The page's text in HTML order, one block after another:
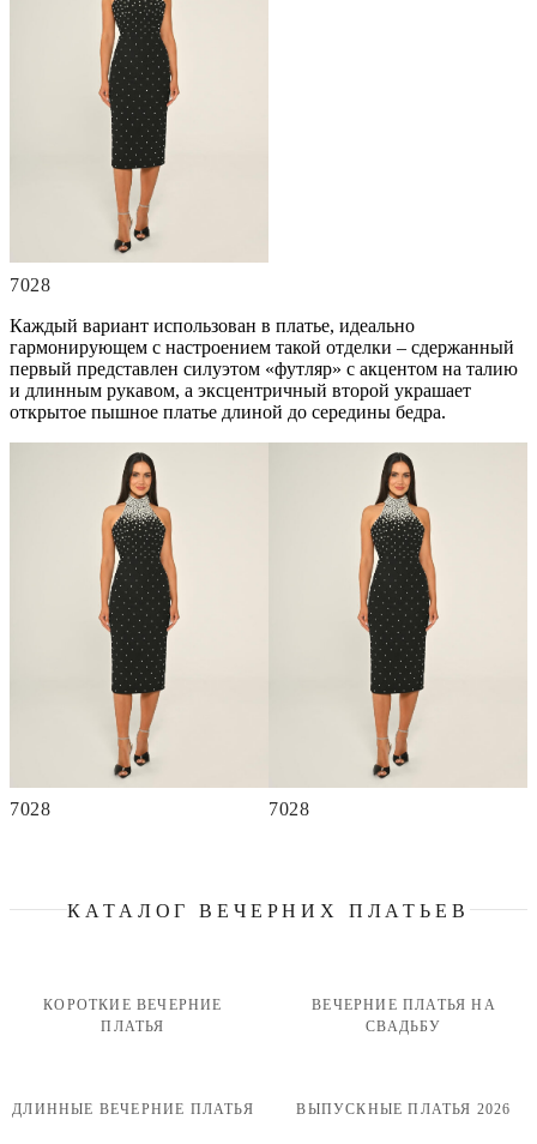
7028
Каждый вариант использован в платье, идеально
гармонирующем с настроением такой отделки – сдержанный
первый представлен силуэтом «футляр» с акцентом на талию
и длинным рукавом, а эксцентричный второй украшает
открытое пышное платье длиной до середины бедра.
7028 7028
КАТАЛОГ ВЕЧЕРНИХ ПЛАТЬЕВ
КОРОТКИЕ ВЕЧЕРНИЕ
ПЛАТЬЯ
ВЕЧЕРНИЕ ПЛАТЬЯ НА
СВАДЬБУ
ДЛИННЫЕ ВЕЧЕРНИЕ ПЛАТЬЯ ВЫПУСКНЫЕ ПЛАТЬЯ 2026